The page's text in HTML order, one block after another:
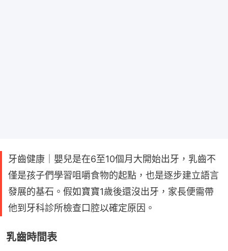
牙齒健康｜嬰兒是在6至10個月大開始出牙，乳齒不
僅是孩子們學習咀嚼食物的起點，也是逐步建立語言
發展的基石。假如寶寶1歲後還沒出牙，家長便需帶
他到牙科診所檢查口腔以確定原因。
乳齒時間表